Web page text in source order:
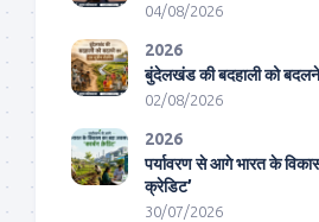
04/08/2026
2026
बुंदेलखंड की बदहाली को
02/08/2026
2026
पर्यावरण से आगे भारत के
क्रेडिट’
30/07/2026